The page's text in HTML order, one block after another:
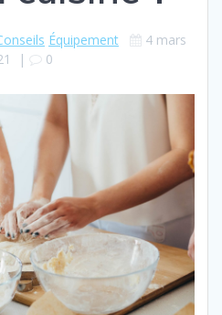
Équipement
4 mars
| 0